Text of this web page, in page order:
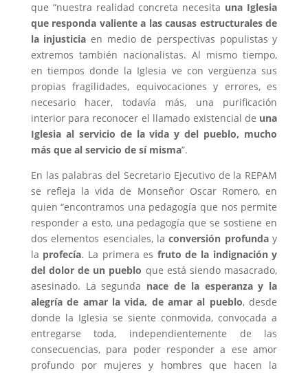
que “nuestra realidad concreta necesita una Iglesia
que responda valiente a las causas estructurales de
la injusticia en medio de perspectivas populistas y
extremos también nacionalistas. Al mismo tiempo,
en tiempos donde la Iglesia ve con vergüenza sus
propias fragilidades, equivocaciones y errores, es
necesario hacer, todavía más, una purificación
interior para reconocer el llamado existencial de una
Iglesia al servicio de la vida y del pueblo, mucho
más que al servicio de sí misma”.
En las palabras del Secretario Ejecutivo de la REPAM
se refleja la vida de Monseñor Oscar Romero, en
quien “encontramos una pedagogía que nos permite
responder a esto, una pedagogía que se sostiene en
dos elementos esenciales, laconversión profunday
la profecía. La primera es fruto de la indignación y
del dolor de un pueblo que está siendo masacrado,
asesinado. La segunda nace de la esperanza y la
alegría de amar la vida, de amar al pueblo, desde
donde la Iglesia se siente conmovida, convocada a
entregarse toda, independientemente de las
consecuencias, para poder responder a ese amor
profundo por mujeres y hombres que hacen la